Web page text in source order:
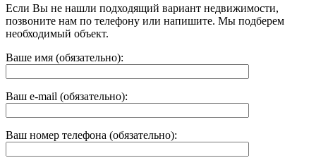
Если Вы не нашли подходящий вариант недвижимости,
позвоните нам по телефону или напишите. Мы подберем
необходимый объект.
Ваше имя (обязательно):
Ваш e-mail (обязательно):
Ваш номер телефона (обязательно):